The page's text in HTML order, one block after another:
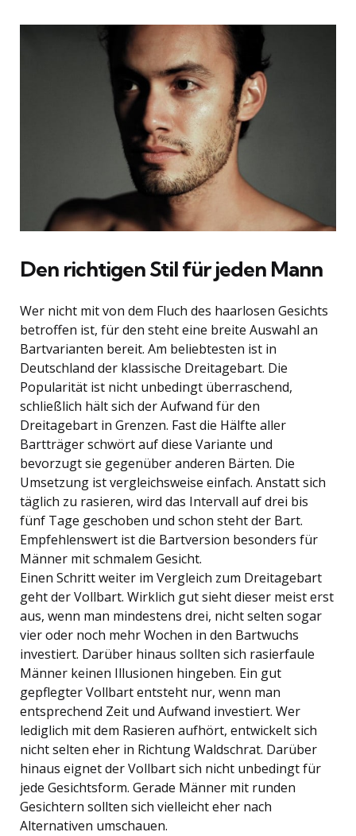
Den richtigen Stil für jeden Mann
Wer nicht mit von dem Fluch des haarlosen Gesichts
betroffen ist, für den steht eine breite Auswahl an
Bartvarianten bereit. Am beliebtesten ist in
Deutschland der klassische Dreitagebart. Die
Popularität ist nicht unbedingt überraschend,
schließlich hält sich der Aufwand für den
Dreitagebart in Grenzen. Fast die Hälfte aller
Bartträger schwört auf diese Variante und
bevorzugt sie gegenüber anderen Bärten. Die
Umsetzung ist vergleichsweise einfach. Anstatt sich
täglich zu rasieren, wird das Intervall auf drei bis
fünf Tage geschoben und schon steht der Bart.
Empfehlenswert ist die Bartversion besonders für
Männer mit schmalem Gesicht.
Einen Schritt weiter im Vergleich zum Dreitagebart
geht der Vollbart. Wirklich gut sieht dieser meist erst
aus, wenn man mindestens drei, nicht selten sogar
vier oder noch mehr Wochen in den Bartwuchs
investiert. Darüber hinaus sollten sich rasierfaule
Männer keinen Illusionen hingeben. Ein gut
gepflegter Vollbart entsteht nur, wenn man
entsprechend Zeit und Aufwand investiert. Wer
lediglich mit dem Rasieren aufhört, entwickelt sich
nicht selten eher in Richtung Waldschrat. Darüber
hinaus eignet der Vollbart sich nicht unbedingt für
jede Gesichtsform. Gerade Männer mit runden
Gesichtern sollten sich vielleicht eher nach
Alternativen umschauen.